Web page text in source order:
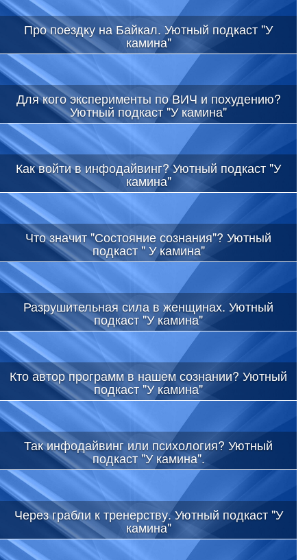
Про поездку на Байкал. Уютный подкаст "У
камина"
Для кого эксперименты по ВИЧ и похудению?
Уютный подкаст "У камина"
Как войти в инфодайвинг? Уютный подкаст "У
камина"
Что значит "Состояние сознания"? Уютный
подкаст " У камина"
Разрушительная сила в женщинах. Уютный
подкаст "У камина"
Кто автор программ в нашем сознании? Уютный
подкаст "У камина"
Так инфодайвинг или психология? Уютный
подкаст "У камина".
Через грабли к тренерству. Уютный подкаст "У
камина"